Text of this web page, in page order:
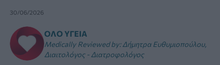
30/06/2026
ΌΛΟ ΥΓΕΊΑ
Medically Reviewed by: Δήμητρα Ευθυμιοπούλου,
Διαιτολόγος - Διατροφολόγος